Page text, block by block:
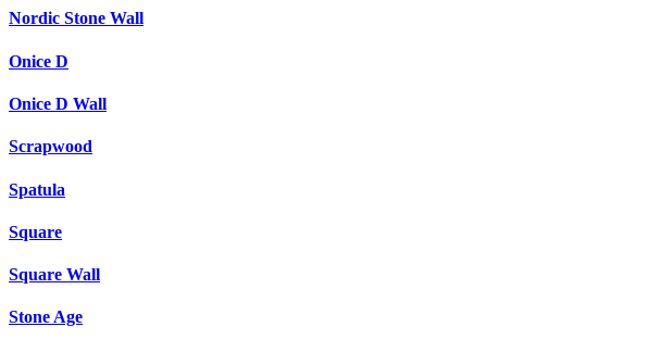
Nordic Stone Wall
Onice D
Onice D Wall
Scrapwood
Spatula
Square
Square Wall
Stone Age